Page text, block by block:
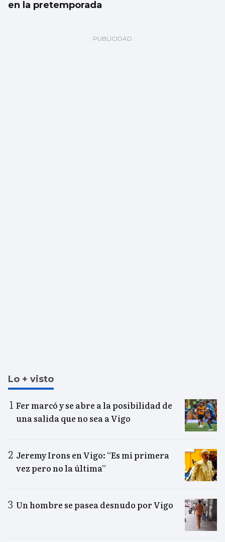
en la pretemporada
Lo + visto
Fer marcó y se abre a la posibilidad de
una salida que no sea a Vigo
Jeremy Irons en Vigo: “Es mi primera
vez pero no la última”
Un hombre se pasea desnudo por Vigo